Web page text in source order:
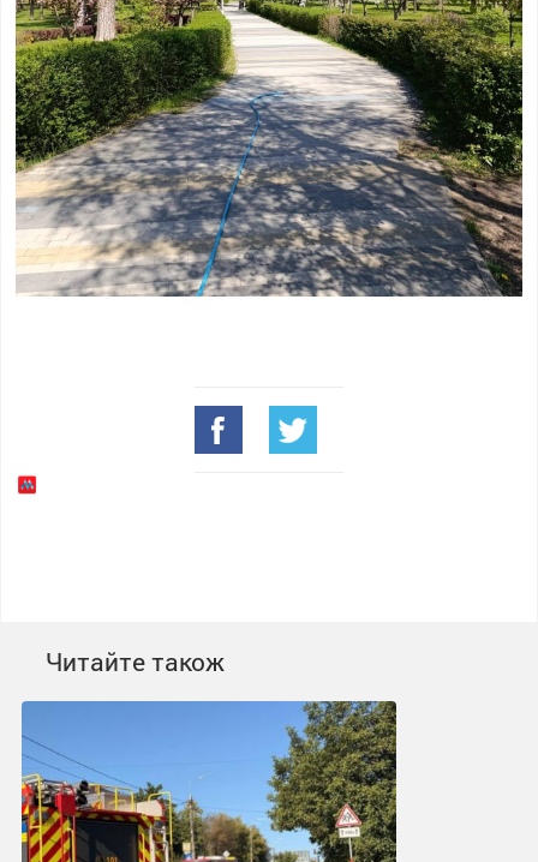
Читайте також